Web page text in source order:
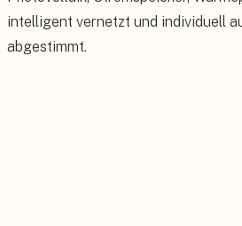
intelligent vernetzt und individuell
abgestimmt.